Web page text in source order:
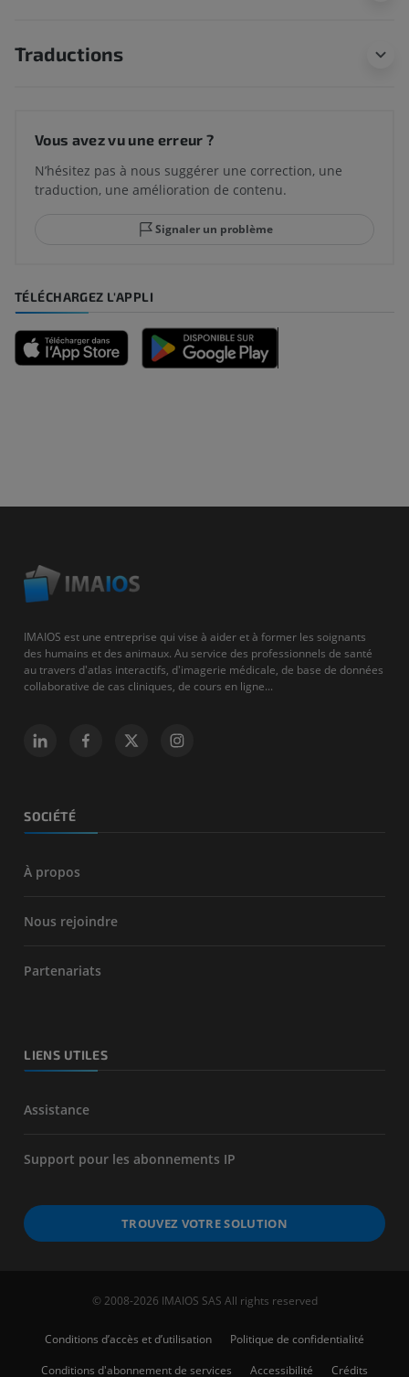
Traductions
Vous avez vu une erreur ?
N’hésitez pas à nous suggérer une correction, une
traduction, une amélioration de contenu.
Signaler un problème
TÉLÉCHARGEZ L'APPLI
IMAIOS est une entreprise qui vise à aider et à former les soignants
des humains et des animaux. Au service des professionnels de santé
au travers d'atlas interactifs, d'imagerie médicale, de base de données
collaborative de cas cliniques, de cours en ligne...
SOCIÉTÉ
À propos
Nous rejoindre
Partenariats
LIENS UTILES
Assistance
Support pour les abonnements IP
TROUVEZ VOTRE SOLUTION
© 2008-2026 IMAIOS SAS All rights reserved
Conditions d’accès et d’utilisation
Politique de confidentialité
Conditions d'abonnement de services
Accessibilité Crédits